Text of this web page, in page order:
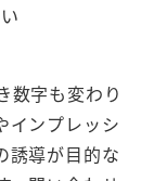
数字も変わり
インプレッシ
誘導が目的な